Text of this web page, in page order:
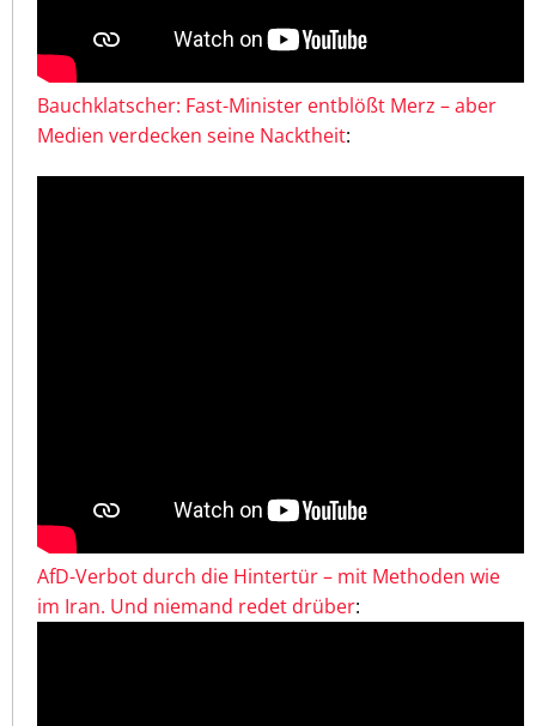
Bauchklatscher: Fast-Minister entblößt Merz – aber
Medien verdecken seine Nacktheit:
AfD-Verbot durch die Hintertür – mit Methoden wie
im Iran. Und niemand redet drüber: